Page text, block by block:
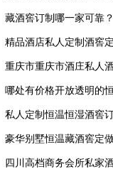
藏酒窖订制哪一家可靠？